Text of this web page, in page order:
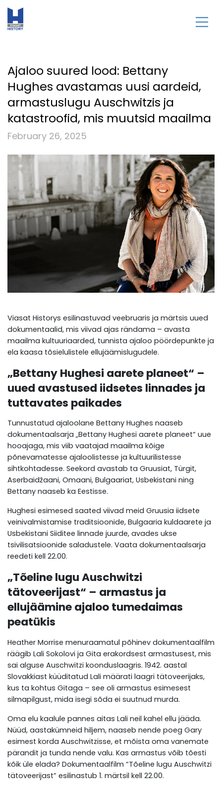
Ajaloo suured lood: Bettany
Hughes avastamas uusi aardeid,
armastuslugu Auschwitzis ja
katastroofid, mis muutsid maailma
February 26, 2025
Viasat Historys esilinastuvad veebruaris ja märtsis uued
dokumentaalid, mis viivad ajas rändama – avasta
maailma kultuuriaarded, tunnista ajaloo pöördepunkte ja
ela kaasa tõsielulistele ellujäämislugudele.
„Bettany Hughesi aarete planeet“ –
uued avastused iidsetes linnades ja
tuttavates paikades
Tunnustatud ajaloolane Bettany Hughes naaseb
dokumentaalsarja „Bettany Hughesi aarete planeet“ uue
hooajaga, mis viib vaatajad maailma kõige
põnevamatesse ajaloolistesse ja kultuurilistesse
sihtkohtadesse. Seekord avastab ta Gruusiat, Türgit,
Aserbaidžaani, Omaani, Bulgaariat, Usbekistani ning
Bettany naaseb ka Eestisse.
Hughesi esimesed saated viivad meid Gruusia iidsete
veinivalmistamise traditsioonide, Bulgaaria kuldaarete ja
Usbekistani Siiditee linnade juurde, avades ukse
tsivilisatsioonide saladustele. Vaata dokumentaalsarja
reedeti kell 22.00.
„Tõeline lugu Auschwitzi
tätoveerijast“ – armastus ja
ellujäämine ajaloo tumedaimas
peatükis
Heather Morrise menuraamatul põhinev dokumentaalfilm
räägib Lali Sokolovi ja Gita erakordsest armastusest, mis
sai alguse Auschwitzi koonduslaagris. 1942. aastal
Slovakkiast küüditatud Lali määrati laagri tätoveerijaks,
kus ta kohtus Gitaga – see oli armastus esimesest
silmapilgust, mida isegi sõda ei suutnud murda.
Oma elu kaalule pannes aitas Lali neil kahel ellu jääda.
Nüüd, aastakümneid hiljem, naaseb nende poeg Gary
esimest korda Auschwitzisse, et mõista oma vanemate
pärandit ja tunda nende valu. Kas armastus võib tõesti
kõik üle elada? Dokumentaalfilm “Tõeline lugu Auschwitzi
tätoveerijast” esilinastub 1. märtsil kell 22.00.